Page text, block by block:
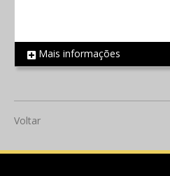
REF 564
Mais informações
Voltar